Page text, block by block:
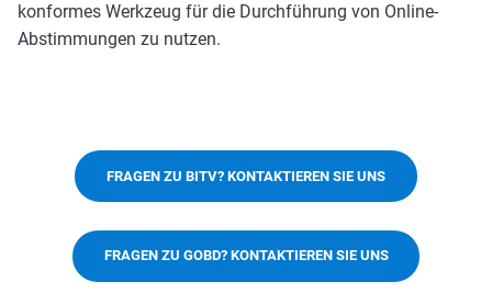
konformes Werkzeug für die Durchführung von Online-
Abstimmungen zu nutzen.
FRAGEN ZU BITV? KONTAKTIEREN SIE UNS
FRAGEN ZU GOBD? KONTAKTIEREN SIE UNS